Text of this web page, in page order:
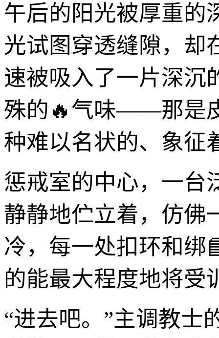
午后的阳光被厚重的
光试图穿透缝隙，却
速被吸入了一片深沉
殊的🔥气味——那是
种难以名状的、象征
惩戒室的中心，一台
静静地伫立着，仿佛
冷，每一处扣环和绑
的能最大程度地将受
“进去吧。”主调教士